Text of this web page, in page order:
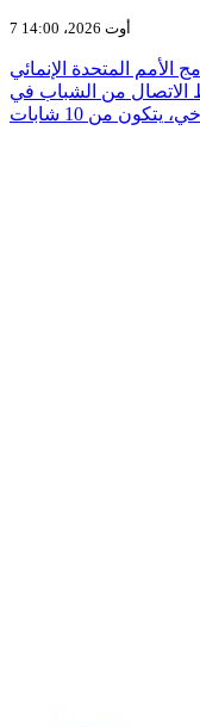
7 أوت 2026، 14:00
الأمم المتحدة الإنمائي
الاتصال من الشباب في